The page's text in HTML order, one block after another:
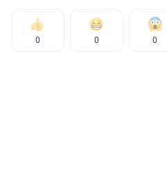
0 0 0